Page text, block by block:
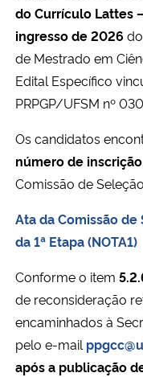
Ministério do Turismo
Ministério da Mulher, da
Secretaria de Governo
Gabinete de Segurança
Advocacia-Geral da União
Banco Central do Brasil
do Currículo Lattes
ingresso de 2026
de Mestrado em
Edital Específico
PRPGP/UFSM nº
Os candidatos
número de inscrição
Comissão de
Ata da Comissão
da 1ª Etapa (NOTA1)
Conforme o item
de reconsideração
encaminhados à
pelo e-mail
após a publicação